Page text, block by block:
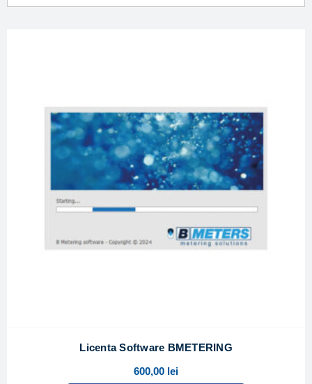
Licenta Software BMETERING
600,00 lei